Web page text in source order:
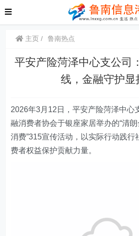
主页 鲁南热点
平安产险菏泽中心支公司
线，金融守护显
2026年3月12日，平安产险菏泽中心
融消费者协会于银座家居举办的“清
消费”315宣传活动，以实际行动践行
费者权益保护贡献力量。